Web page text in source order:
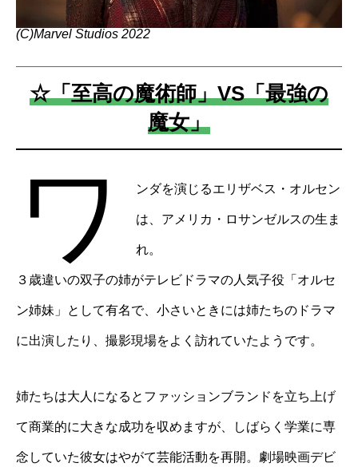
(C)Marvel Studios 2022
☆「至高の魔術師」VS「最強の
魔女」
ワ ンダを演じるエリザベス・オルセン
は、アメリカ・ロサンゼルスの生ま
れ。
３歳違いの双子の姉がテレビドラマの人気子役「オルセ
ン姉妹」として有名で、小さいときには姉たちのドラマ
に出演したり、撮影現場をよく訪れていたようです。
姉たちは大人になるとファッションブランドを立ち上げ
て商業的に大きな成功を収めますが、しばらく学業に専
念していた彼女はやがて芸能活動を再開。劇場映画デビ